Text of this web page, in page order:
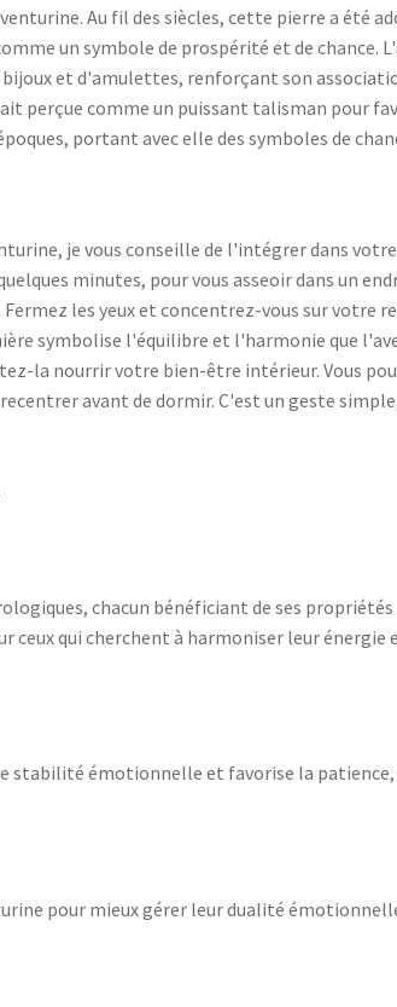
Au fil des siècles, cette pierre a été
un symbole de prospérité et de chance.
et d'amulettes, renforçant son
perçue comme un puissant talisman pour
portant avec elle des symboles de
je vous conseille de l'intégrer dans
minutes, pour vous asseoir dans un
les yeux et concentrez-vous sur votre
symbolise l'équilibre et l'harmonie que
la nourrir votre bien-être intérieur. Vous
avant de dormir. C'est un geste
chacun bénéficiant de ses
qui cherchent à harmoniser leur
stabilité émotionnelle et favorise la
pour mieux gérer leur dualité